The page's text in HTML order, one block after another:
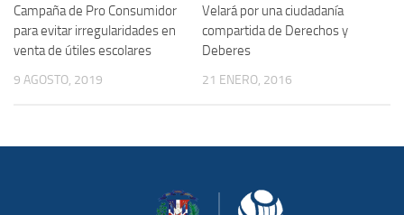
Campaña de Pro Consumidor
para evitar irregularidades en
venta de útiles escolares
9 AGOSTO, 2019
Velará por una ciudadanía
compartida de Derechos y
Deberes
21 ENERO, 2016